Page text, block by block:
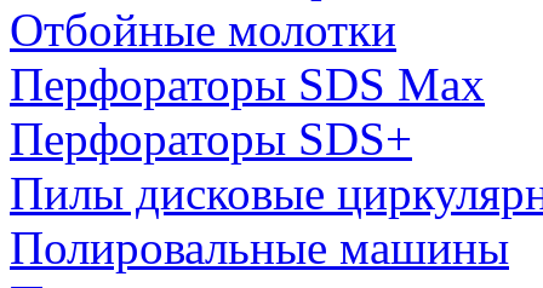
Отбойные молотки
Перфораторы SDS Max
Перфораторы SDS+
Пилы дисковые
Полировальные машины